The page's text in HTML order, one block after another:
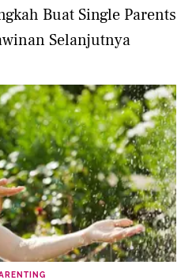
Buat Single Parents
Selanjutnya